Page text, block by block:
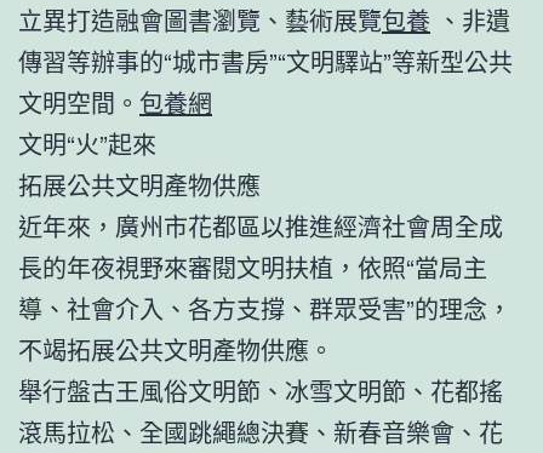
立異打造融會圖書瀏覽、藝術展覽包養 、非遺
傳習等辦事的“城市書房”“文明驛站”等新型公共
文明空間。 包養網
文明“火”起來
拓展公共文明產物供應
近年來，廣州市花都區以推進經濟社會周全成
長的年夜視野來審閱文明扶植，依照“當局主
導、社會介入、各方支撐、群眾受害”的理念，
不竭拓展公共文明產物供應。
舉行盤古王風俗文明節、冰雪文明節、花都搖
滾馬拉松、全國跳繩總決賽、新春音樂會、花